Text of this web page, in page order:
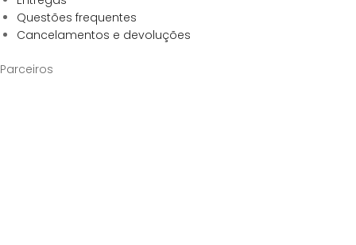
Questões frequentes
Cancelamentos e devoluções
Parceiros